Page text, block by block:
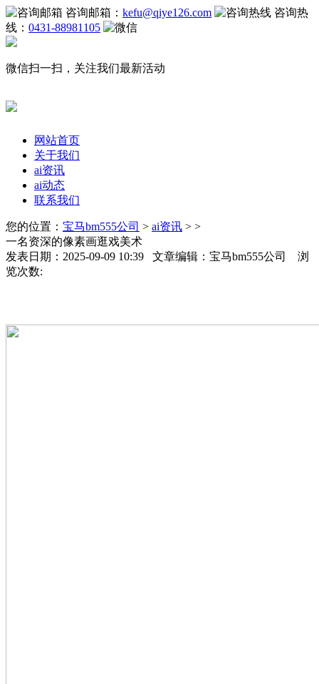
咨询邮箱： kefu@qiye126.com
咨询热
线： 0431-88981105
微信扫一扫，关注我们最新活动
网站首页
关于我们
ai资讯
ai动态
联系我们
您的位置： 宝马bm555公司 > ai资讯 > >
一名资深的像素画逛戏美术
发表日期：2025-09-09 10:39 文章编辑：宝马bm555公司 浏
览次数: